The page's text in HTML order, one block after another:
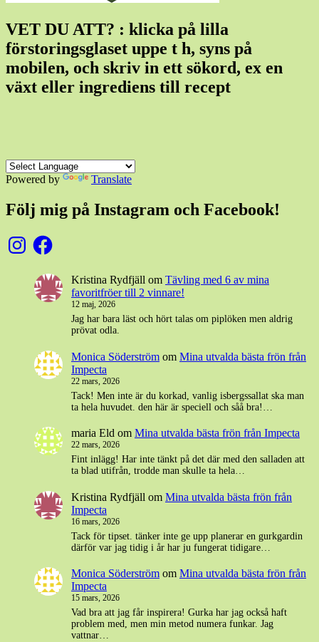
VET DU ATT? : klicka på lilla
förstoringsglaset uppe t h, syns på
mobilen, och skriv in ett sökord, ex en
växt eller ingrediens till recept
Powered by Translate
Följ mig på Instagram och Facebook!
InstagramFacebook
Kristina Rydfjäll om Tävling med 6 av mina
favoritfröer till 2 vinnare!
12 maj, 2026
Jag har bara läst och hört talas om piplöken men aldrig
prövat odla.
Monica Söderström om Mina utvalda bästa frön från
Impecta
22 mars, 2026
Tack! Men inte är du korkad, vanlig isbergssallat ska man
ta hela huvudet. den här är speciell och såå bra!…
maria Eld om Mina utvalda bästa frön från Impecta
22 mars, 2026
Fint inlägg! Har inte tänkt på det där med den salladen att
ta blad utifrån, trodde man skulle ta hela…
Kristina Rydfjäll om Mina utvalda bästa frön från
Impecta
16 mars, 2026
Tack för tipset. tänker inte ge upp planerar en gurkgardin
därför var jag tidig i år har ju fungerat tidigare…
Monica Söderström om Mina utvalda bästa frön från
Impecta
15 mars, 2026
Vad bra att jag får inspirera! Gurka har jag också haft
problem med, men min metod numera funkar. Jag
vattnar…